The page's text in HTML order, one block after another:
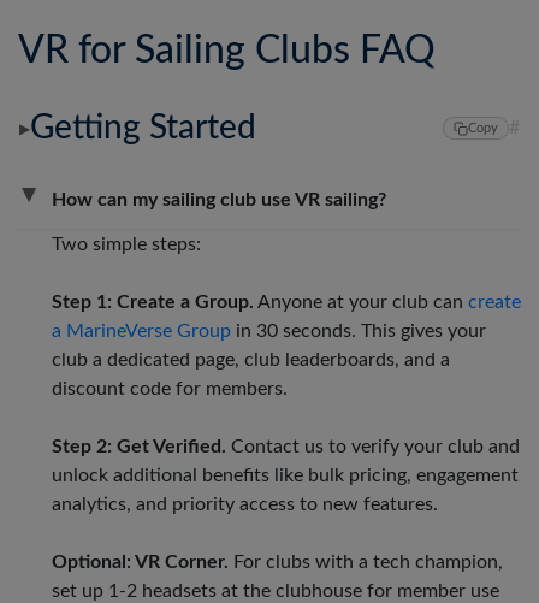
VR for Sailing Clubs FAQ
▶Getting Started Copy #
▶ How can my sailing club use VR sailing?
Two simple steps:
Step 1: Create a Group. Anyone at your club can create
a MarineVerse Group in 30 seconds. This gives your
club a dedicated page, club leaderboards, and a
discount code for members.
Step 2: Get Verified. Contact us to verify your club and
unlock additional benefits like bulk pricing, engagement
analytics, and priority access to new features.
Optional: VR Corner. For clubs with a tech champion,
set up 1-2 headsets at the clubhouse for member use